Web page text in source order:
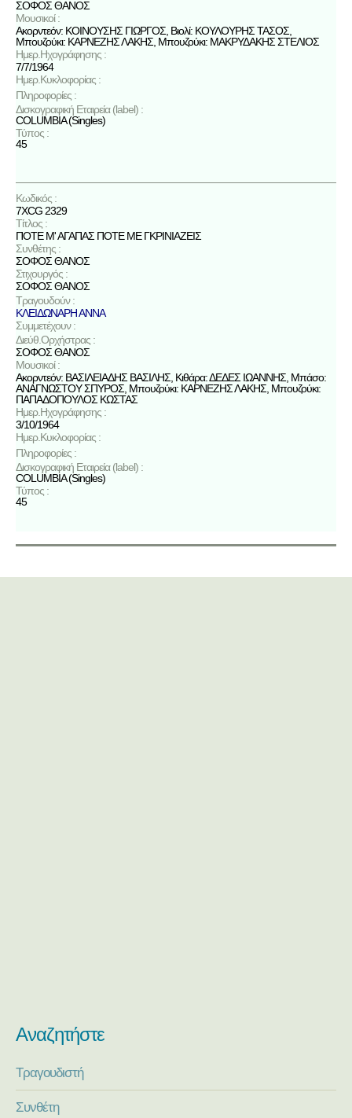
ΣΟΦΟΣ ΘΑΝΟΣ
Μουσικοί :
Ακορντεόν: ΚΟΙΝΟΥΣΗΣ ΓΙΩΡΓΟΣ, Βιολί: ΚΟΥΛΟΥΡΗΣ ΤΑΣΟΣ,
Μπουζούκι: ΚΑΡΝΕΖΗΣ ΛΑΚΗΣ, Μπουζούκι: ΜΑΚΡΥΔΑΚΗΣ ΣΤΕΛΙΟΣ
Ημερ.Ηχογράφησης :
7/7/1964
Ημερ.Κυκλοφορίας :
Πληροφορίες :
Δισκογραφική Εταιρεία (label) :
COLUMBIA (Singles)
Τύπος :
45
Κωδικός :
7XCG 2329
Τίτλος :
ΠΟΤΕ Μ' ΑΓΑΠΑΣ ΠΟΤΕ ΜΕ ΓΚΡΙΝΙΑΖΕΙΣ
Συνθέτης :
ΣΟΦΟΣ ΘΑΝΟΣ
Στιχουργός :
ΣΟΦΟΣ ΘΑΝΟΣ
Τραγουδούν :
ΚΛΕΙΔΩΝΑΡΗ ΑΝΝΑ
Συμμετέχουν :
Διεύθ.Ορχήστρας :
ΣΟΦΟΣ ΘΑΝΟΣ
Μουσικοί :
Ακορντεόν: ΒΑΣΙΛΕΙΑΔΗΣ ΒΑΣΙΛΗΣ, Κιθάρα: ΔΕΔΕΣ ΙΩΑΝΝΗΣ, Μπάσο:
ΑΝΑΓΝΩΣΤΟΥ ΣΠΥΡΟΣ, Μπουζούκι: ΚΑΡΝΕΖΗΣ ΛΑΚΗΣ, Μπουζούκι:
ΠΑΠΑΔΟΠΟΥΛΟΣ ΚΩΣΤΑΣ
Ημερ.Ηχογράφησης :
3/10/1964
Ημερ.Κυκλοφορίας :
Πληροφορίες :
Δισκογραφική Εταιρεία (label) :
COLUMBIA (Singles)
Τύπος :
45
Αναζητήστε
Τραγουδιστή
Συνθέτη